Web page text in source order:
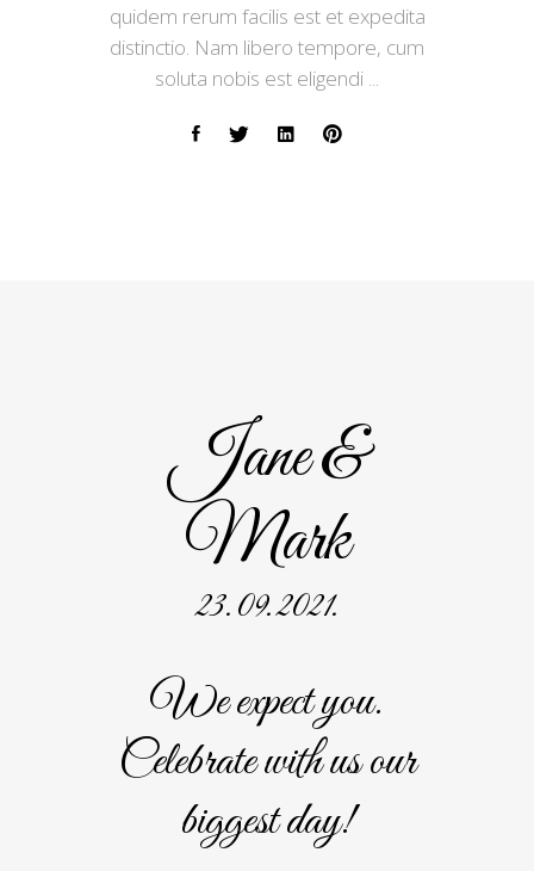
quidem rerum facilis est et expedita
distinctio. Nam libero tempore, cum
soluta nobis est eligendi
Jane &
Mark
23. 09. 2021.
We expect you.
Celebrate with us our
biggest day!